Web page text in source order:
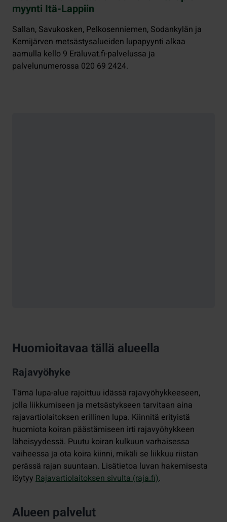
myynti Itä-Lappiin
Sallan, Savukosken, Pelkosenniemen, Sodankylän ja
Kemijärven metsästysalueiden lupapyynti alkaa
aamulla kello 9 Eräluvat.fi-palvelussa ja
palvelunumerossa 020 69 2424.
Huomioitavaa tällä alueella
Rajavyöhyke
Tämä lupa-alue rajoittuu idässä rajavyöhykkeeseen,
jolla liikkumiseen ja metsästykseen tarvitaan aina
rajavartiolaitoksen erillinen lupa. Kiinnitä erityistä
huomiota koiran päästämiseen irti rajavyöhykkeen
läheisyydessä. Puutu koiran kulkuun varhaisessa
vaiheessa ja ota koira kiinni, mikäli se liikkuu riistan
perässä rajan suuntaan. Lisätietoa luvan hakemisesta
löytyy Rajavartiolaitoksen sivulta (raja.fi).
Alueen palvelut